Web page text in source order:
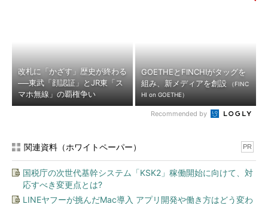
改札に「かざす」歴史が終わる
──東武「顔認証」とJR東「ス
マホ無線」の覇権争い
GOETHEとFINCHIがタッグを
組み、新メディアを創設
（FINC
HI on GOETHE）
Recommended by
関連資料（ホワイトペーパー） PR
国税庁の次世代基幹システム「KSK2」稼働開始に向けて、対
応すべき変更点とは?
LINEヤフーが挑んだMac導入 アプリ開発や働き方はどう変わ